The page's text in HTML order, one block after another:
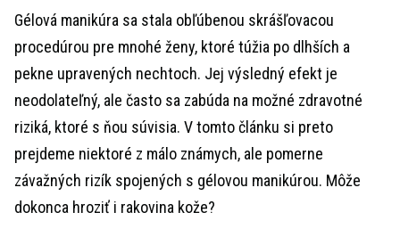
Gélová manikúra sa stala obľúbenou skrášľovacou
procedúrou pre mnohé ženy, ktoré túžia po dlhších a
pekne upravených nechtoch. Jej výsledný efekt je
neodolateľný, ale často sa zabúda na možné zdravotné
riziká, ktoré s ňou súvisia. V tomto článku si preto
prejdeme niektoré z málo známych, ale pomerne
závažných rizík spojených s gélovou manikúrou. Môže
dokonca hroziť i rakovina kože?